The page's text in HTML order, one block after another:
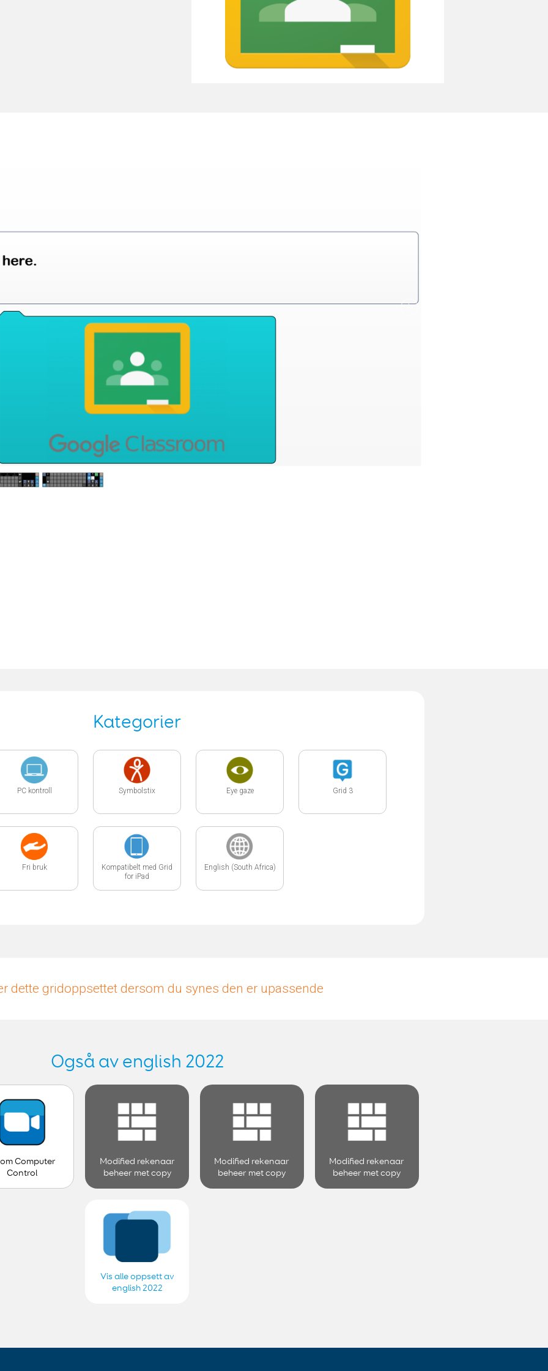
Kategorier
PC kontroll Symbolstix Eye gaze Grid 3
Fri bruk
Kompatibelt med Grid
for iPad
English (South Africa)
dette gridoppsettet dersom du synes den er upassende
Også av english 2022
Computer
Control
Modified rekenaar
beheer met copy
Modified rekenaar
beheer met copy
Modified rekenaar
beheer met copy
Vis alle oppsett av
english 2022